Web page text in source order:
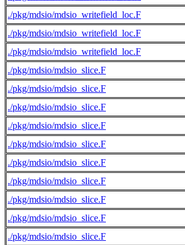
./pkg/mdsio/mdsio_writefield_loc.F
./pkg/mdsio/mdsio_writefield_loc.F
./pkg/mdsio/mdsio_writefield_loc.F
./pkg/mdsio/mdsio_slice.F
./pkg/mdsio/mdsio_slice.F
./pkg/mdsio/mdsio_slice.F
./pkg/mdsio/mdsio_slice.F
./pkg/mdsio/mdsio_slice.F
./pkg/mdsio/mdsio_slice.F
./pkg/mdsio/mdsio_slice.F
./pkg/mdsio/mdsio_slice.F
./pkg/mdsio/mdsio_slice.F
./pkg/mdsio/mdsio_slice.F